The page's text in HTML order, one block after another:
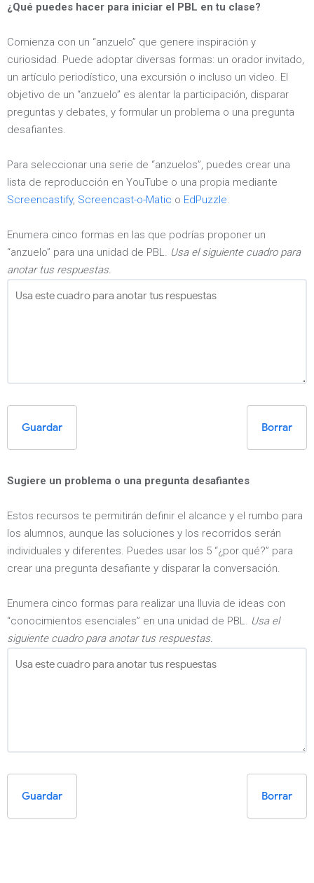
¿Qué puedes hacer para iniciar el PBL en tu clase?
Comienza con un “anzuelo” que genere inspiración y
curiosidad. Puede adoptar diversas formas: un orador invitado,
un artículo periodístico, una excursión o incluso un video. El
objetivo de un “anzuelo” es alentar la participación, disparar
preguntas y debates, y formular un problema o una pregunta
desafiantes.
Para seleccionar una serie de “anzuelos”, puedes crear una
lista de reproducción en YouTube o una propia mediante
Screencastify, Screencast-o-Matic o EdPuzzle.
Enumera cinco formas en las que podrías proponer un
“anzuelo” para una unidad de PBL. Usa el siguiente cuadro para
anotar tus respuestas.
Guardar Borrar
Sugiere un problema o una pregunta desafiantes
Estos recursos te permitirán definir el alcance y el rumbo para
los alumnos, aunque las soluciones y los recorridos serán
individuales y diferentes. Puedes usar los 5 “¿por qué?” para
crear una pregunta desafiante y disparar la conversación.
Enumera cinco formas para realizar una lluvia de ideas con
“conocimientos esenciales” en una unidad de PBL. Usa el
siguiente cuadro para anotar tus respuestas.
Guardar Borrar